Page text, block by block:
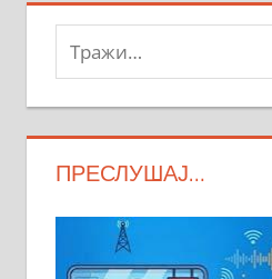
Тражи:
ПРЕСЛУШАЈ…